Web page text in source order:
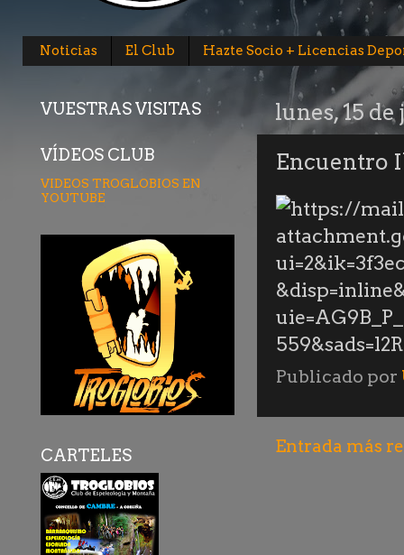
Noticias El Club Hazte Socio + Licencias
lunes, 15
Encuentro
Publicado por
Entrada más
VUESTRAS VISITAS
VÍDEOS CLUB
VIDEOS TROGLOBIOS EN
YOUTUBE
CARTELES